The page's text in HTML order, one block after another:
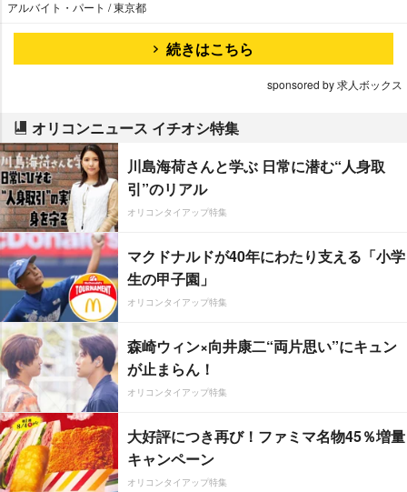
アルバイト・パート / 東京都
続きはこちら
sponsored by 求人ボックス
オリコンニュース イチオシ特集
川島海荷さんと学ぶ 日常に潜む“人身取
引”のリアル
オリコンタイアップ特集
マクドナルドが40年にわたり支える「小学
生の甲子園」
オリコンタイアップ特集
森崎ウィン×向井康二“両片思い”にキュン
が止まらん！
オリコンタイアップ特集
大好評につき再び！ファミマ名物45％増量
キャンペーン
オリコンタイアップ特集